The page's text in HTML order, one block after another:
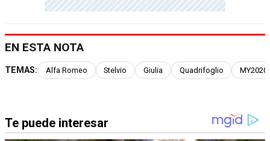
EN ESTA NOTA
TEMAS: Alfa Romeo Stelvio Giulia Quadrifoglio MY2020